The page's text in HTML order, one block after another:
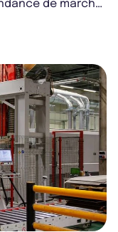
de marché,